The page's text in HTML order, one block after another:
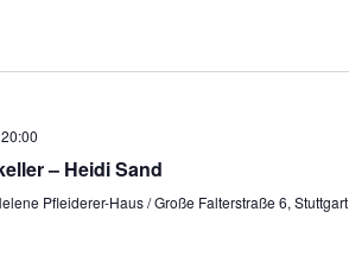
20:00
– Heidi Sand
Pfleiderer-Haus / Große Falterstraße 6, Stuttgart